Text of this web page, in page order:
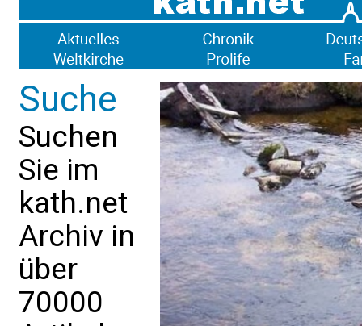
Suche
Suchen
Sie im
kath.net
Archiv in
über
70000